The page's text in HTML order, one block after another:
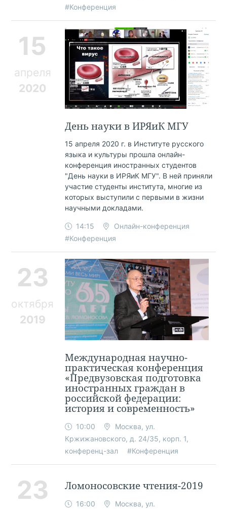
#Конференция
15
апреля
2020
День науки в ИРЯиК МГУ
15 апреля 2020 г. в Институте русского
языка и культуры прошла онлайн-
конференция иностранных студентов
"День науки в ИРЯиК МГУ". В ней приняли
участие студенты института, многие из
которых выступили с первыми в жизни
научными докладами.
14:15
Онлайн-конференция
#Конференция
23
октября
2019
Международная научно-
практическая конференция
«Предвузовская подготовка
иностранных граждан в
российской федерации:
история и современность»
10:00
Москва, ул.
Кржижановского, д. 24/35, корп. 1,
конференц-зал
#Конференция
23 Ломоносовские чтения-2019
16:00
Москва, ул.